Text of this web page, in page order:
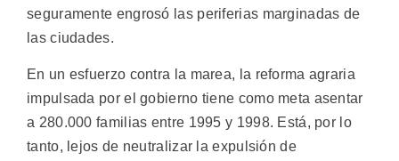
seguramente engrosó las periferias marginadas de
las ciudades.
En un esfuerzo contra la marea, la reforma agraria
impulsada por el gobierno tiene como meta asentar
a 280.000 familias entre 1995 y 1998. Está, por lo
tanto, lejos de neutralizar la expulsión de